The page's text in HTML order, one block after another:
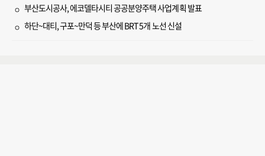
부산도시공사, 에코델타시티 공공분양주택 사업계획 발표
하단~대티, 구포~만덕 등 부산에 BRT 5개 노선 신설